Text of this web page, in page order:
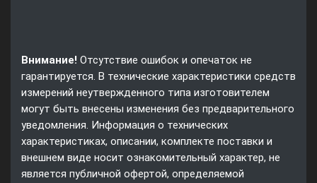
Внимание! Отсутствие ошибок и опечаток не
гарантируется. В технические характеристики средств
измерений неутвержденного типа изготовителем
могут быть внесены изменения без предварительного
уведомления. Информация о технических
характеристиках, описании, комплекте поставки и
внешнем виде носит ознакомительный характер, не
является публичной офертой, определяемой